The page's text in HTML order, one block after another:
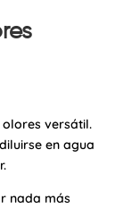
olores versátil.
en agua
nada más